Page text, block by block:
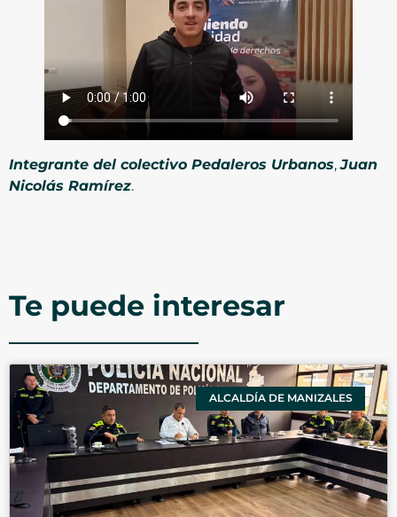
Integrante del colectivo Pedaleros Urbanos,Juan
Nicolás Ramírez.
Te puede interesar
ALCALDÍA DE MANIZALES